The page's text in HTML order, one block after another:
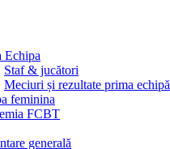
Echipa
Staf & jucători
Meciuri și rezultate prima echipă
feminina
FCBT
generală